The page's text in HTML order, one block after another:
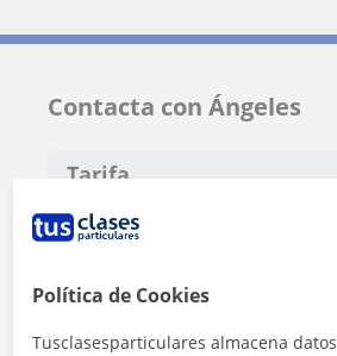
Contacta con Ángeles
Tarifa
1ª clase gratis
Política de Cookies
Tusclasesparticulares almacena